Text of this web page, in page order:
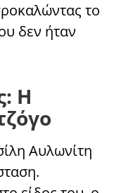
το
δεν ήταν
Η
Αυλωνίτη